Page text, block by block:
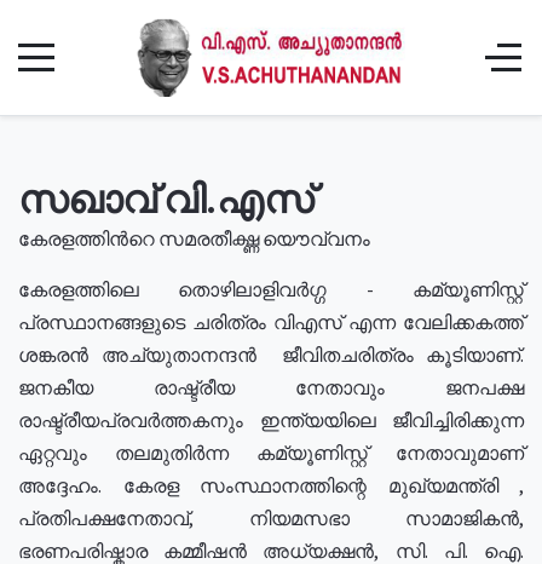
സഖാവ് വി.എസ്
കേരളത്തിൻറെ സമരതീക്ഷ്ണ യൌവ്വനം
കേരളത്തിലെ തൊഴിലാളിവർഗ്ഗ - കമ്യൂണിസ്റ്റ്
പ്രസ്ഥാനങ്ങളുടെ ചരിത്രം വിഎസ് എന്ന വേലിക്കകത്ത്
ശങ്കരൻ അച്യുതാനന്ദൻ ജീവിതചരിത്രം കൂടിയാണ്.
ജനകീയ രാഷ്ട്രീയ നേതാവും ജനപക്ഷ
രാഷ്ട്രീയപ്രവർത്തകനും ഇന്ത്യയിലെ ജീവിച്ചിരിക്കുന്ന
ഏറ്റവും തലമുതിർന്ന കമ്യൂണിസ്റ്റ് നേതാവുമാണ്
അദ്ദേഹം. കേരള സംസ്ഥാനത്തിന്റെ മുഖ്യമന്ത്രി ,
പ്രതിപക്ഷനേതാവ്, നിയമസഭാ സാമാജികൻ,
ഭരണപരിഷ്കാര കമ്മീഷൻ അധ്യക്ഷൻ, സി. പി. ഐ.